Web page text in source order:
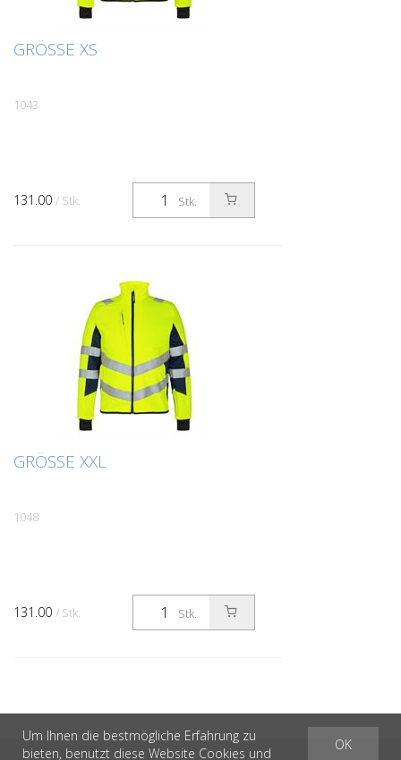
GRÖSSE XS
1043
Stk.
131.00 / Stk.
GRÖSSE XXL
1048
Stk.
131.00 / Stk.
OK
Um Ihnen die bestmögliche Erfahrung zu
bieten, benutzt diese Website Cookies und